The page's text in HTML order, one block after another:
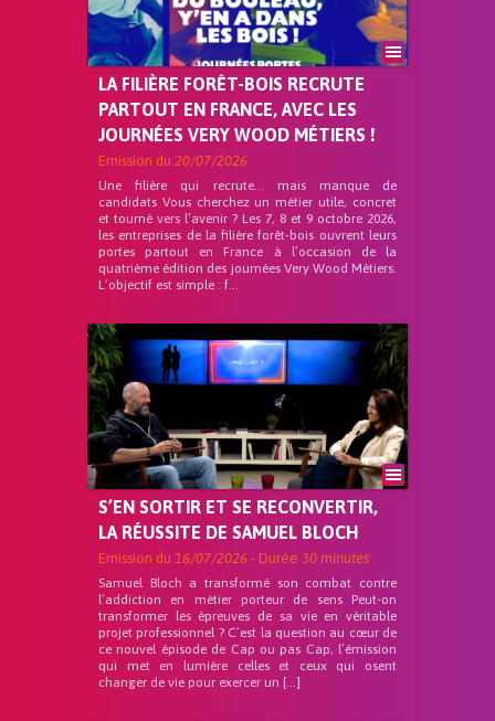
LA FILIÈRE FORÊT-BOIS RECRUTE
PARTOUT EN FRANCE, AVEC LES
JOURNÉES VERY WOOD MÉTIERS !
Emission du 20/07/2026
Une filière qui recrute… mais manque de
candidats Vous cherchez un métier utile, concret
et tourné vers l’avenir ? Les 7, 8 et 9 octobre 2026,
les entreprises de la filière forêt-bois ouvrent leurs
portes partout en France à l’occasion de la
quatrième édition des journées Very Wood Métiers.
L’objectif est simple : f...
S’EN SORTIR ET SE RECONVERTIR,
LA RÉUSSITE DE SAMUEL BLOCH
Emission du 16/07/2026 - Durée 30 minutes
Samuel Bloch a transformé son combat contre
l’addiction en métier porteur de sens Peut-on
transformer les épreuves de sa vie en véritable
projet professionnel ? C’est la question au cœur de
ce nouvel épisode de Cap ou pas Cap, l’émission
qui met en lumière celles et ceux qui osent
changer de vie pour exercer un […]